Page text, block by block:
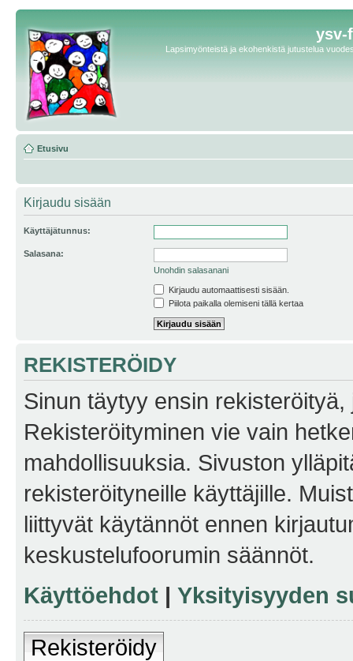
ysv-
Lapsimyönteistä ja ekohenkistä jutustelua
Etusivu
Kirjaudu sisään
Käyttäjätunnus:
Salasana:
Unohdin salasanani
Kirjaudu automaattisesti sisään.
Piilota paikalla olemiseni tällä kertaa
REKISTERÖIDY
Sinun täytyy ensin
Rekisteröityminen vie vain
mahdollisuuksia. Sivuston
rekisteröityneille käyttäjille.
liittyvät käytännöt ennen
keskustelufoorumin säännöt.
Käyttöehdot | Yksityisyyden
Rekisteröidy